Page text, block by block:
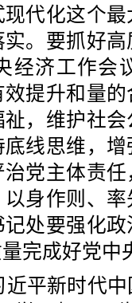
代化这个
。要抓好
经济工作会
提升和量
，维护社
线思维，
党主体责
身作则、
处要强化
完成好党中
平新时代